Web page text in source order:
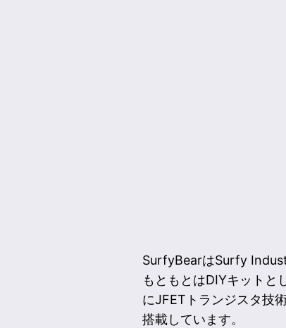
SurfyBearはSurfy
もともとはDIYキットと
にJFETトランジスタ技
搭載しています。